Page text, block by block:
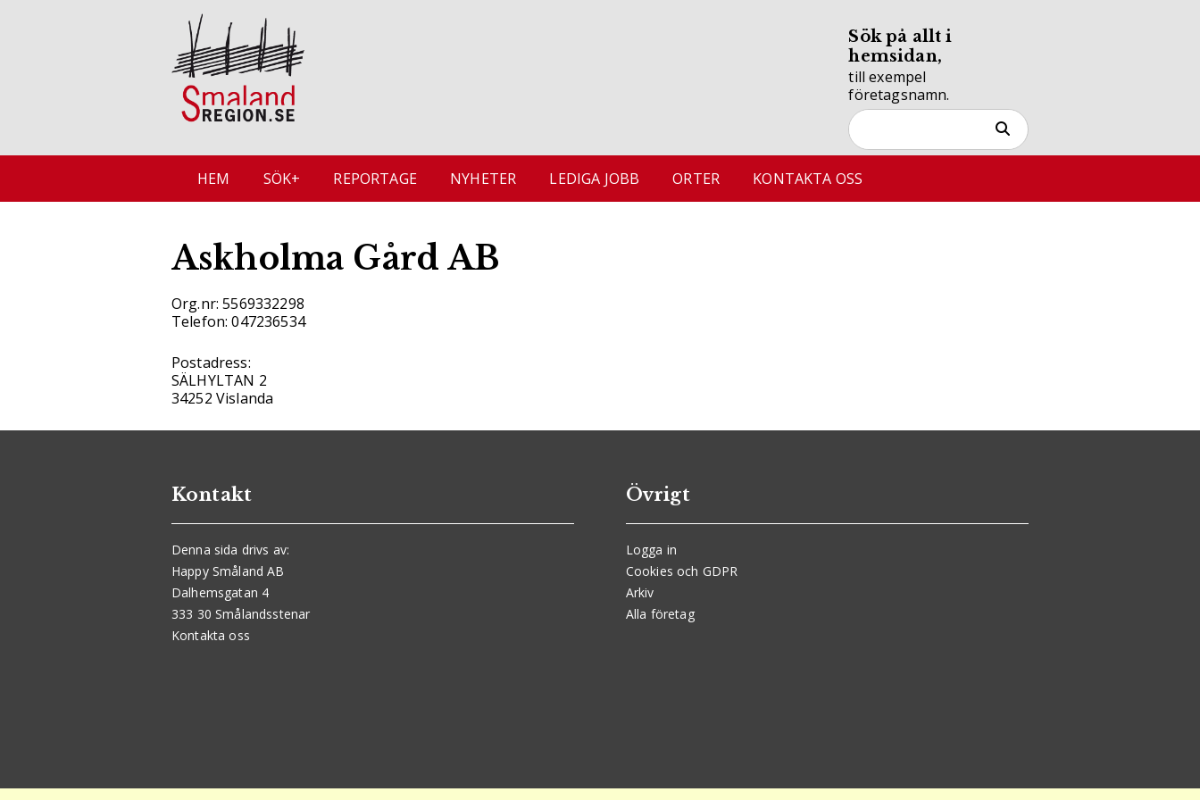
Sök på allt i
hemsidan,
till exempel
företagsnamn.
HEM SÖK+ REPORTAGE NYHETER LEDIGA JOBB ORTER KONTAKTA OSS
Askholma Gård AB
Org.nr: 5569332298
Telefon: 047236534
Postadress:
SÄLHYLTAN 2
34252 Vislanda
Kontakt
Denna sida drivs av:
Happy Småland AB
Dalhemsgatan 4
333 30 Smålandsstenar
Kontakta oss
Övrigt
Logga in
Cookies och GDPR
Arkiv
Alla företag